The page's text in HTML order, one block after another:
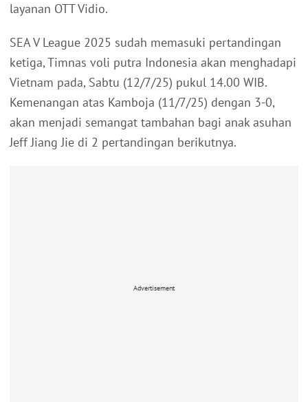
layanan OTT Vidio.
SEA V League 2025 sudah memasuki pertandingan
ketiga, Timnas voli putra Indonesia akan menghadapi
Vietnam pada, Sabtu (12/7/25) pukul 14.00 WIB.
Kemenangan atas Kamboja (11/7/25) dengan 3-0,
akan menjadi semangat tambahan bagi anak asuhan
Jeff Jiang Jie di 2 pertandingan berikutnya.
Advertisement